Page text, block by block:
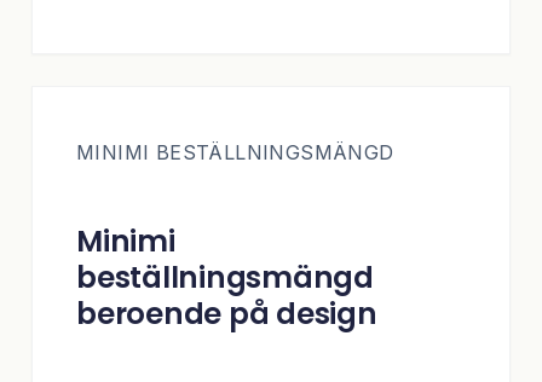
MINIMI BESTÄLLNINGSMÄNGD
Minimi
beställningsmängd
beroende på design